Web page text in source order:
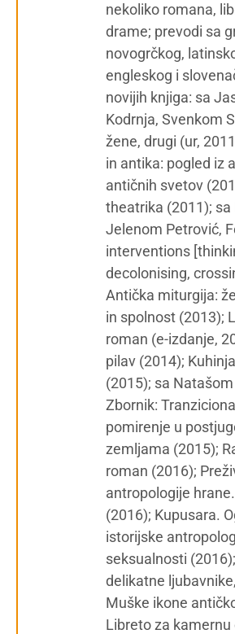
nekoliko romana,
drame; prevodi sa
novogrčkog,
engleskog i
novijih knjiga: sa
Kodrnja, Svenkom
žene, drugi (ur,
in antika: pogled iz
antičnih svetov
theatrika (2011); sa
Jelenom Petrović,
interventions
decolonising,
Antička miturgija:
in spolnost (2013);
roman (e-izdanje,
pilav (2014);
(2015); sa Natašom
Zbornik:
pomirenje u
zemljama (2015);
roman (2016);
antropologije
(2016); Kupusara.
istorijske
seksualnosti
delikatne
Muške ikone
Libreto za kamernu